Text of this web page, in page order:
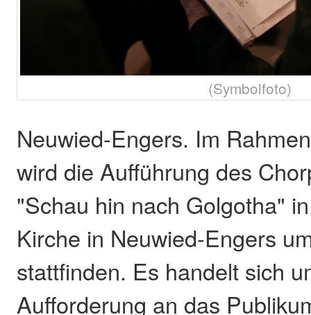
(Symbolfoto)
Neuwied-Engers. Im
wird die Aufführung des
"Schau hin nach Golgotha"
Kirche in Neuwied-Engers
stattfinden. Es handelt sich
Aufforderung an das